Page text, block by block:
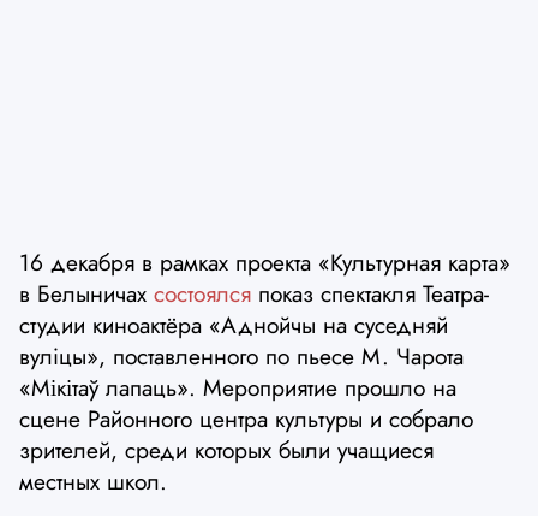
16 декабря в рамках проекта «Культурная карта»
в Белыничах состоялся показ спектакля Театра-
студии киноактёра «Аднойчы на суседняй
вулiцы», поставленного по пьесе М. Чарота
«Мікітаў лапаць». Мероприятие прошло на
сцене Районного центра культуры и собрало
зрителей, среди которых были учащиеся
местных школ.